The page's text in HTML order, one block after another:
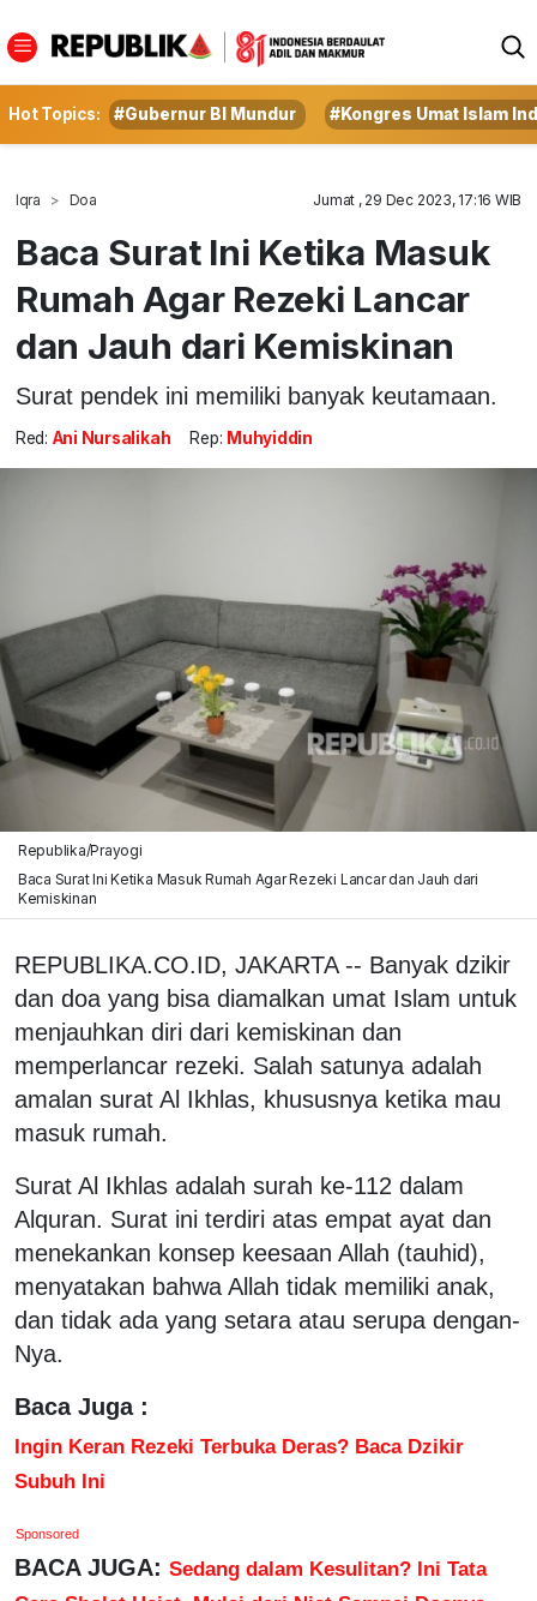
Hot Topics: #Gubernur BI Mundur #Kongres Umat Islam
Iqra Doa Jumat , 29 Dec 2023, 17:16 WIB
Baca Surat Ini Ketika Masuk
Rumah Agar Rezeki Lancar
dan Jauh dari Kemiskinan
Surat pendek ini memiliki banyak keutamaan.
Red: Ani Nursalikah Rep: Muhyiddin
Republika/Prayogi
Baca Surat Ini Ketika Masuk Rumah Agar Rezeki Lancar dan Jauh dari
Kemiskinan
REPUBLIKA.CO.ID, JAKARTA -- Banyak dzikir
dan doa yang bisa diamalkan umat Islam untuk
menjauhkan diri dari kemiskinan dan
memperlancar rezeki. Salah satunya adalah
amalan surat Al Ikhlas, khususnya ketika mau
masuk rumah.
Surat Al Ikhlas adalah surah ke-112 dalam
Alquran. Surat ini terdiri atas empat ayat dan
menekankan konsep keesaan Allah (tauhid),
menyatakan bahwa Allah tidak memiliki anak,
dan tidak ada yang setara atau serupa dengan-
Nya.
Baca Juga :
Ingin Keran Rezeki Terbuka Deras? Baca Dzikir
Subuh Ini
Sponsored
BACA JUGA: Sedang dalam Kesulitan? Ini Tata